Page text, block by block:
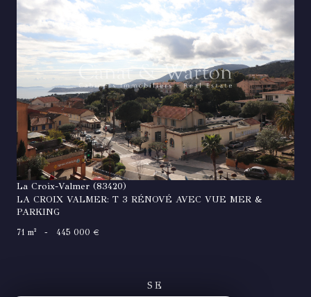
VOIR LE BIEN
La Croix-Valmer (83420)
LA CROIX VALMER: T 3 RÉNOVÉ AVEC VUE MER &
PARKING
71 m² - 445 000 €
SE